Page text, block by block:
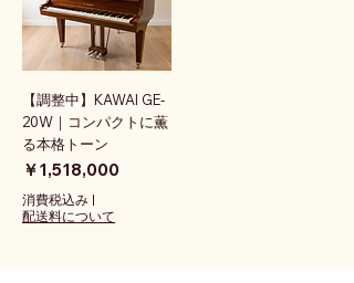
【調整中】KAWAI GE-
20W｜コンパクトに薫
る本格トーン
価格
￥1,518,000
消費税込み |
配送料について